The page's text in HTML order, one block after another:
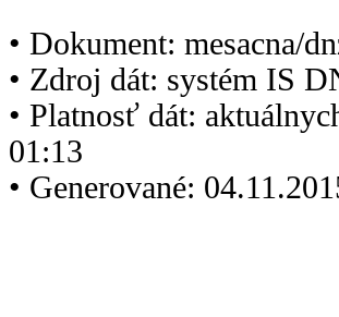
• Dokument: mesacna/
• Zdroj dát: systém IS
• Platnosť dát:
01:13
• Generované: